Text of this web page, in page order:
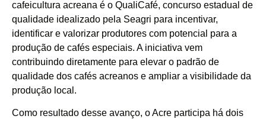
cafeicultura acreana é o QualiCafé, concurso estadual de
qualidade idealizado pela Seagri para incentivar,
identificar e valorizar produtores com potencial para a
produção de cafés especiais. A iniciativa vem
contribuindo diretamente para elevar o padrão de
qualidade dos cafés acreanos e ampliar a visibilidade da
produção local.
Como resultado desse avanço, o Acre participa há dois